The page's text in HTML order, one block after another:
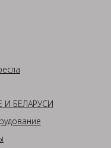
БЕЛАРУСИ